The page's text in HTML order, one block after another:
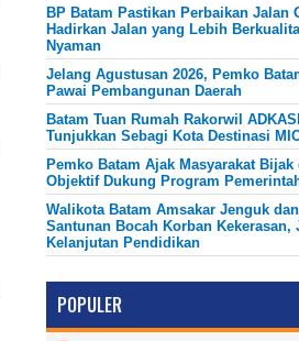
BP Batam Pastikan Perbaikan Jalan
Hadirkan Jalan yang Lebih
Nyaman
Jelang Agustusan 2026, Pemko
Pawai Pembangunan Daerah
Batam Tuan Rumah Rakorwil
Tunjukkan Sebagi Kota Destinasi
Pemko Batam Ajak Masyarakat Bijak
Objektif Dukung Program
Walikota Batam Amsakar Jenguk
Santunan Bocah Korban Kekerasan,
Kelanjutan Pendidikan
POPULER